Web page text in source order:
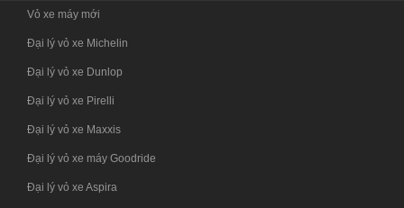
Vỏ xe máy mới
Đại lý vỏ xe Michelin
Đại lý vỏ xe Dunlop
Đại lý vỏ xe Pirelli
Đại lý vỏ xe Maxxis
Đại lý vỏ xe máy Goodride
Đại lý vỏ xe Aspira